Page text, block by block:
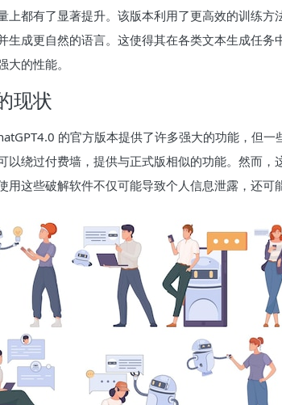
上都有了显著提升。该版本利用了更高效的训练
生成更自然的语言。这使得其在各类文本生成任
大的性能。
现状
的官方版本提供了许多强大的功能，但
以绕过付费墙，提供与正式版相似的功能。然而，
用这些破解软件不仅可能导致个人信息泄露，还可